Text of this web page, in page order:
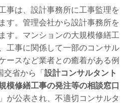
事は、設計事務所に工事監理を
す。管理会社から設計事務所を
す。マンションの大規模修繕工
工事に関係して一部のコンサル
ースなど業者との癒着がある例
交省から「 設計コンサルタント
模修繕工事の発注等の相談窓口
」が公表され、不適切コンサルタ